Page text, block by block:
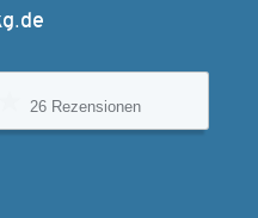
26 Rezensionen